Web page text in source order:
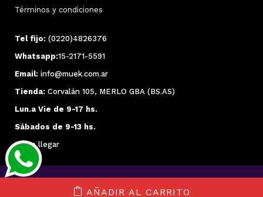
AÑADIR AL CARRITO
Términos y condiciones
Tel fijo: (0220)4826376
Whatsapp:15-2171-5591
Email: info@muek.com.ar
Tienda: Corvalán 105, MERLO GBA (BS.AS)
Lun.a Vie de 9-17 hs.
Sábados de 9-13 hs.
Cómo llegar